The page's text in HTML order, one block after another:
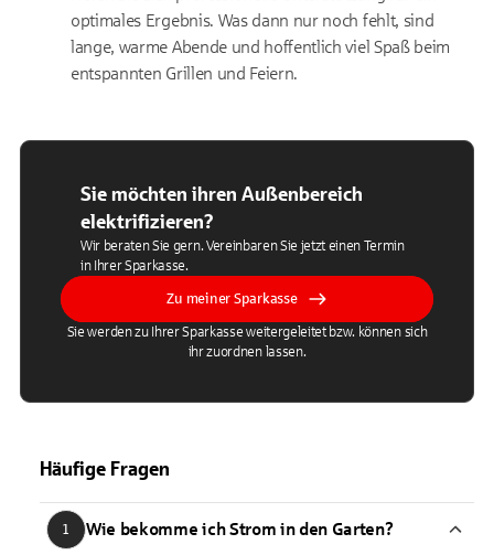
optimales Ergebnis. Was dann nur noch fehlt, sind
lange, warme Abende und hoffentlich viel Spaß beim
entspannten Grillen und Feiern.
Sie möchten ihren Außenbereich
elektrifizieren?
Wir beraten Sie gern. Vereinbaren Sie jetzt einen Termin
in Ihrer Sparkasse.
Zu meiner Sparkasse
Sie werden zu Ihrer Sparkasse weitergeleitet bzw. können sich
ihr zuordnen lassen.
Häufige Fragen
1 Wie bekomme ich Strom in den Garten?